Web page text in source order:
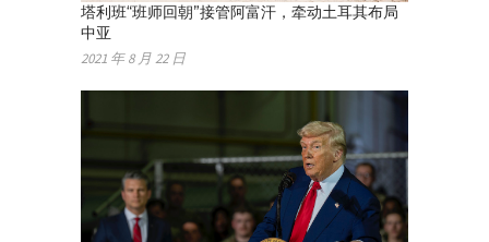
塔利班“班师回朝”接管阿富汗，牵动土耳其布局
中亚
2021 年 8 月 22 日